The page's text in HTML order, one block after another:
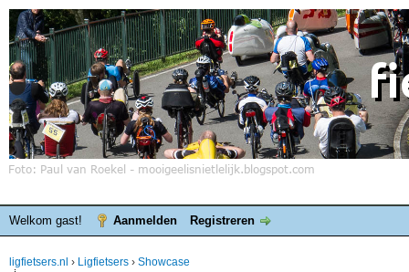
Welkom gast! Aanmelden Registreren
ligfietsers.nl › Ligfietsers › Showcase